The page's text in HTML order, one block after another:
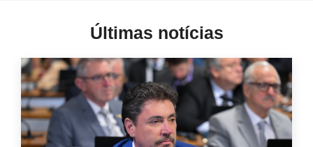
Últimas notícias